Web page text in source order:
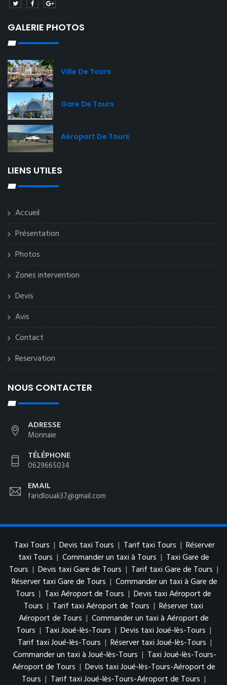
GALERIE PHOTOS
Ville De Tours
Gare De Tours
Aéroport De Tours
LIENS UTILES
Accueil
Présentation
Photos
Zones intervention
Devis
Avis
Contact
Reservation
NOUS CONTACTER
ADRESSE
Monnaie
TÉLÉPHONE
0629665034
EMAIL
faridlouali37@gmail.com
Taxi Tours | Devis taxi Tours | Tarif taxi Tours | Réserver
taxi Tours | Commander un taxi à Tours | Taxi Gare de
Tours | Devis taxi Gare de Tours | Tarif taxi Gare de Tours |
Réserver taxi Gare de Tours | Commander un taxi à Gare de
Tours | Taxi Aéroport de Tours | Devis taxi Aéroport de
Tours | Tarif taxi Aéroport de Tours | Réserver taxi
Aéroport de Tours | Commander un taxi à Aéroport de
Tours | Taxi Joué-lès-Tours | Devis taxi Joué-lès-Tours |
Tarif taxi Joué-lès-Tours | Réserver taxi Joué-lès-Tours |
Commander un taxi à Joué-lès-Tours | Taxi Joué-lès-Tours-
Aéroport de Tours | Devis taxi Joué-lès-Tours-Aéroport de
Tours | Tarif taxi Joué-lès-Tours-Aéroport de Tours |